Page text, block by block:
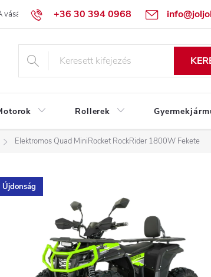
+36 30 394 0968
vásárlás lépései Üzleti feltételek (ÁSZF)
Rollerek
Elektromos Quad MiniRocket RockRider 1800W Fekete
Újdonság